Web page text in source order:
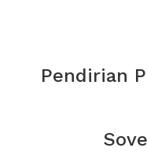
Pendirian